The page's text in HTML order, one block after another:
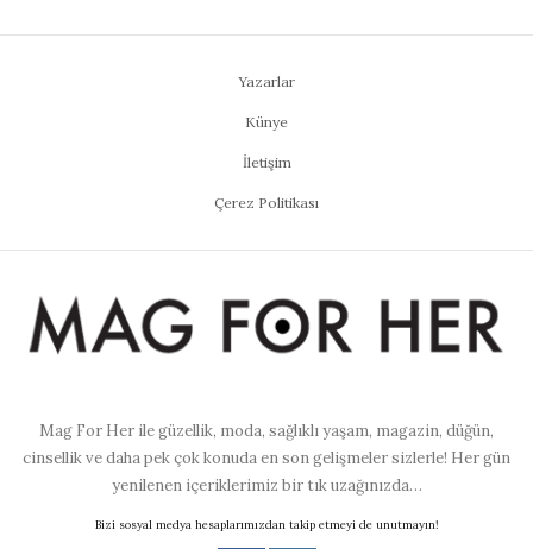
Yazarlar
Künye
İletişim
Çerez Politikası
Mag For Her ile güzellik, moda, sağlıklı yaşam, magazin, düğün,
cinsellik ve daha pek çok konuda en son gelişmeler sizlerle! Her gün
yenilenen içeriklerimiz bir tık uzağınızda…
Bizi sosyal medya hesaplarımızdan takip etmeyi de unutmayın!